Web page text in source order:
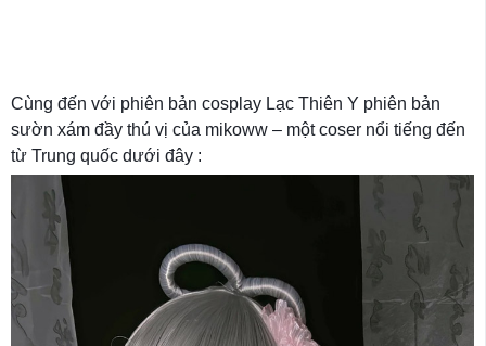
Cùng đến với phiên bản cosplay Lạc Thiên Y phiên bản
sườn xám đầy thú vị của mikoww – một coser nổi tiếng đến
từ Trung quốc dưới đây :